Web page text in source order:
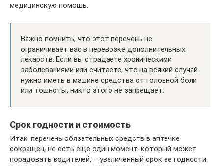
медицинскую помощь.
Важно помнить, что этот перечень не
ограничивает вас в перевозке дополнительных
лекарств. Если вы страдаете хроническими
заболеваниями или считаете, что на всякий случай
нужно иметь в машине средства от головной боли
или тошноты, никто этого не запрещает.
Срок годности и стоимость
Итак, перечень обязательных средств в аптечке
сокращен, но есть еще один момент, который может
порадовать водителей, – увеличенный срок ее годности.